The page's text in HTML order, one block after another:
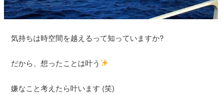
気持ちは時空間を越えるって知っていますか?
だから、想ったことは叶う
嫌なこと考えたら叶います (笑)